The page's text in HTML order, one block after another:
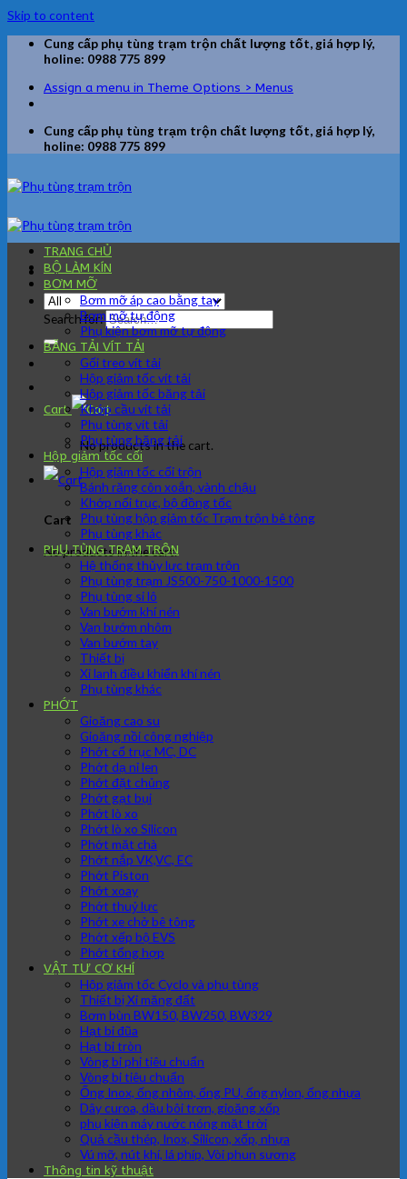
Skip to content
Cung cấp phụ tùng trạm trộn chất lượng tốt, giá hợp lý,
holine: 0988 775 899
Assign a menu in Theme Options > Menus
Cung cấp phụ tùng trạm trộn chất lượng tốt, giá hợp lý,
holine: 0988 775 899
Search for:
Cart
No products in the cart.
Cart
No products in the cart.
TRANG CHỦ
BỘ LÀM KÍN
BƠM MỠ
Bơm mỡ áp cao bằng tay
Bơm mỡ tự động
Phụ kiện bơm mỡ tự động
BĂNG TẢI VÍT TẢI
Gối treo vít tải
Hộp giảm tốc vít tải
Hộp giảm tốc băng tải
Khớp cầu vít tải
Phụ tùng vít tải
Phụ tùng băng tải
Hộp giảm tốc cối
Hộp giảm tốc cối trộn
Bánh răng côn xoắn, vành chậu
Khớp nối trục, bộ đồng tốc
Phụ tùng hộp giảm tốc Trạm trộn bê tông
Phụ tùng khác
PHỤ TÙNG TRẠM TRÔN
Hệ thống thủy lực trạm trộn
Phụ tùng trạm JS500-750-1000-1500
Phụ tùng si lô
Van bướm khí nén
Van bướm nhôm
Van bướm tay
Thiết bị
Xi lanh điều khiển khí nén
Phụ tùng khác
PHỚT
Gioăng cao su
Gioăng nồi công nghiệp
Phớt cổ trục MC, DC
Phớt dạ nỉ len
Phớt đặt chủng
Phớt gạt bụi
Phớt lò xo
Phớt lò xo Silicon
Phớt mặt chà
Phớt nắp VK,VC, EC
Phớt Piston
Phớt xoay
Phớt thuỷ lực
Phớt xe chở bê tông
Phớt xếp bộ EVS
Phớt tổng hợp
VẬT TƯ CƠ KHÍ
Hộp giảm tốc Cyclo và phụ tùng
Thiết bị Xi măng đất
Bơm bùn BW150, BW250, BW329
Hạt bi đũa
Hạt bi tròn
Vòng bi phi tiêu chuẩn
Vòng bi tiêu chuẩn
Ống Inox, ống nhôm, ống PU, ống nylon, ống nhựa
Dây curoa, dầu bôi trơn, gioăng xốp
phụ kiện máy nước nóng mặt trời
Quả cầu thép, Inox, Silicon, xốp, nhựa
Vú mỡ, nút khí, lá phíp, Vòi phun sương
Thông tin kỹ thuật